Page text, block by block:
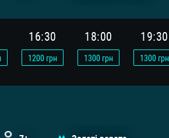
16:30
1200 грн
18:00
1300 грн
19:30
1300 грн